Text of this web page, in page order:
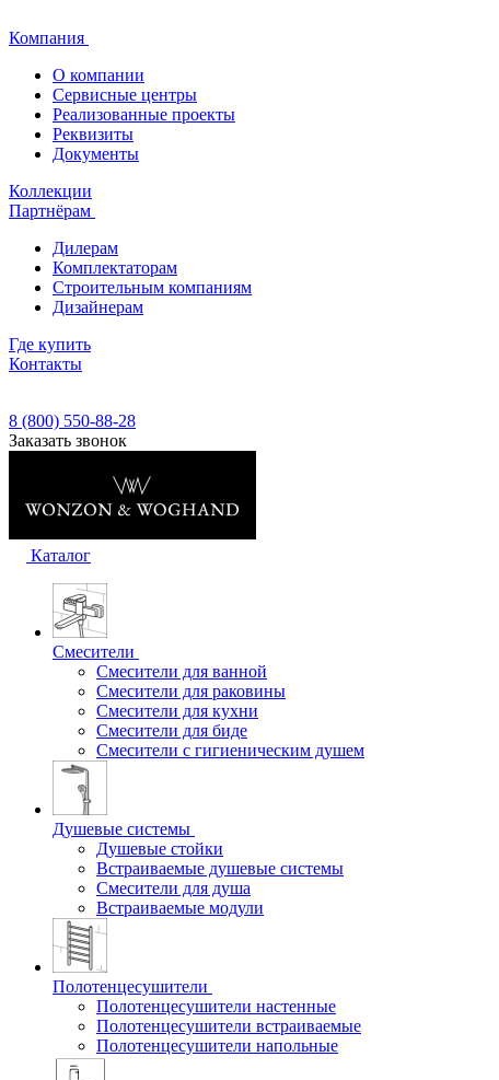
Компания
О компании
Сервисные центры
Реализованные проекты
Реквизиты
Документы
Коллекции
Партнёрам
Дилерам
Комплектаторам
Строительным компаниям
Дизайнерам
Где купить
Контакты
8 (800) 550-88-28
Заказать звонок
Каталог
Смесители
Смесители для ванной
Смесители для раковины
Смесители для кухни
Смесители для биде
Смесители с гигиеническим душем
Душевые системы
Душевые стойки
Встраиваемые душевые системы
Смесители для душа
Встраиваемые модули
Полотенцесушители
Полотенцесушители настенные
Полотенцесушители встраиваемые
Полотенцесушители напольные